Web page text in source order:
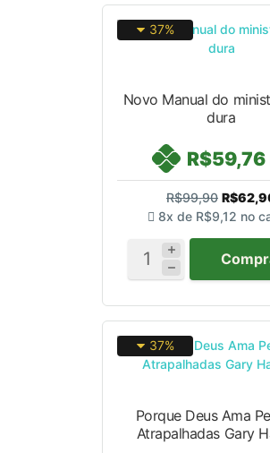
37%
Novo Manual do
dura
R$59,76
R$99,90
8x de R$9,12 no
37%
Porque Deus Ama
Atrapalhadas Gary